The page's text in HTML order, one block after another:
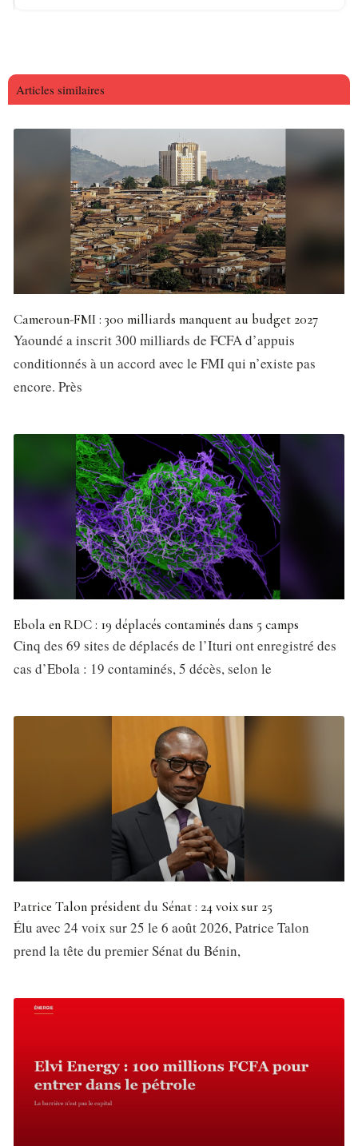
Articles similaires
Cameroun-FMI : 300 milliards manquent au budget 2027
Yaoundé a inscrit 300 milliards de FCFA d’appuis
conditionnés à un accord avec le FMI qui n’existe pas
encore. Près
Ebola en RDC : 19 déplacés contaminés dans 5 camps
Cinq des 69 sites de déplacés de l’Ituri ont enregistré des
cas d’Ebola : 19 contaminés, 5 décès, selon le
Patrice Talon président du Sénat : 24 voix sur 25
Élu avec 24 voix sur 25 le 6 août 2026, Patrice Talon
prend la tête du premier Sénat du Bénin,